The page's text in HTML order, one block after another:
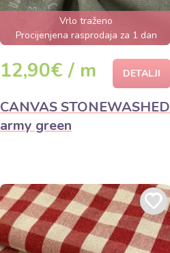
Vrlo traženo
Procijenjena rasprodaja za 1 dan
12,90€ / m DETALJI
CANVAS STONEWASHED
army green